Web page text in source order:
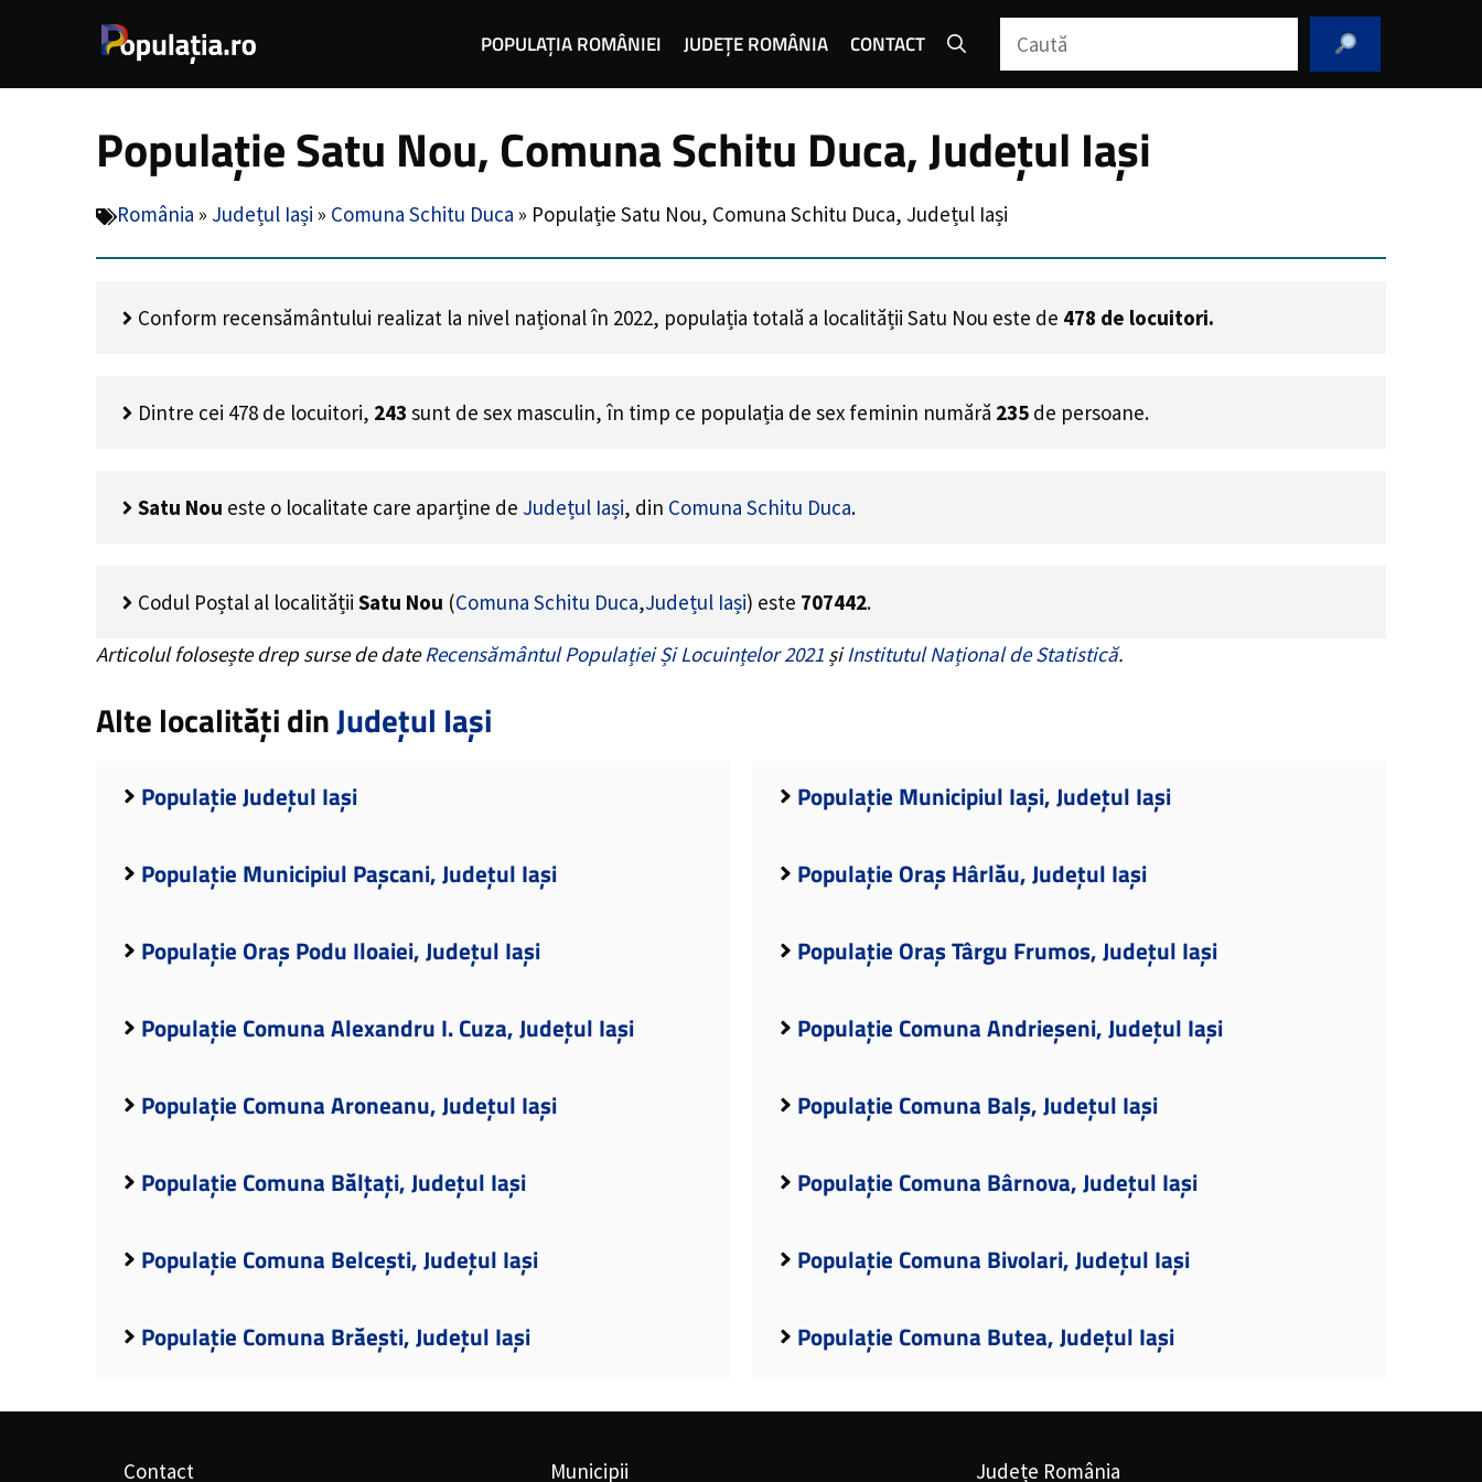
POPULAȚIA ROMÂNIEI JUDEȚE ROMÂNIA CONTACT Caută
Populație Satu Nou, Comuna Schitu Duca, Județul Iași
România » Județul Iași » Comuna Schitu Duca » Populație Satu Nou, Comuna Schitu Duca, Județul Iași
Conform recensământului realizat la nivel național în 2022, populația totală a localității Satu Nou este de 478 de locuitori.
Dintre cei 478 de locuitori, 243 sunt de sex masculin, în timp ce populația de sex feminin numără 235 de persoane.
Satu Nou este o localitate care aparține de Județul Iași, din Comuna Schitu Duca.
Codul Poștal al localității Satu Nou (Comuna Schitu Duca,Județul Iași) este 707442.
Articolul folosește drep surse de dateRecensământul Populației Și Locuințelor 2021 șiInstitutul Național de Statistică.
Alte localități dinJudețul Iași
Populație Județul Iași Populație Municipiul Iași, Județul Iași
Populație Municipiul Pașcani, Județul Iași Populație Oraș Hârlău, Județul Iași
Populație Oraș Podu Iloaiei, Județul Iași Populație Oraș Târgu Frumos, Județul Iași
Populație Comuna Alexandru I. Cuza, Județul Iași Populație Comuna Andrieșeni, Județul Iași
Populație Comuna Aroneanu, Județul Iași Populație Comuna Balș, Județul Iași
Populație Comuna Bălțați, Județul Iași Populație Comuna Bârnova, Județul Iași
Populație Comuna Belcești, Județul Iași Populație Comuna Bivolari, Județul Iași
Populație Comuna Brăești, Județul Iași Populație Comuna Butea, Județul Iași
Contact Municipii Județe România